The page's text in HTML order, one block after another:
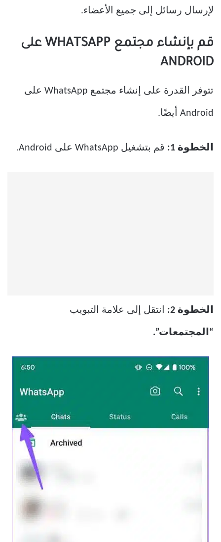
لإرسال رسائل إلى جميع الأعضاء.
قم بإنشاء مجتمع WHATSAPP على
ANDROID
تتوفر القدرة على إنشاء مجتمع WhatsApp على
Android أيضًا.
الخطوة 1: قم بتشغيل WhatsApp على Android.
الخطوة 2: انتقل إلى علامة التبويب
“المجتمعات”.